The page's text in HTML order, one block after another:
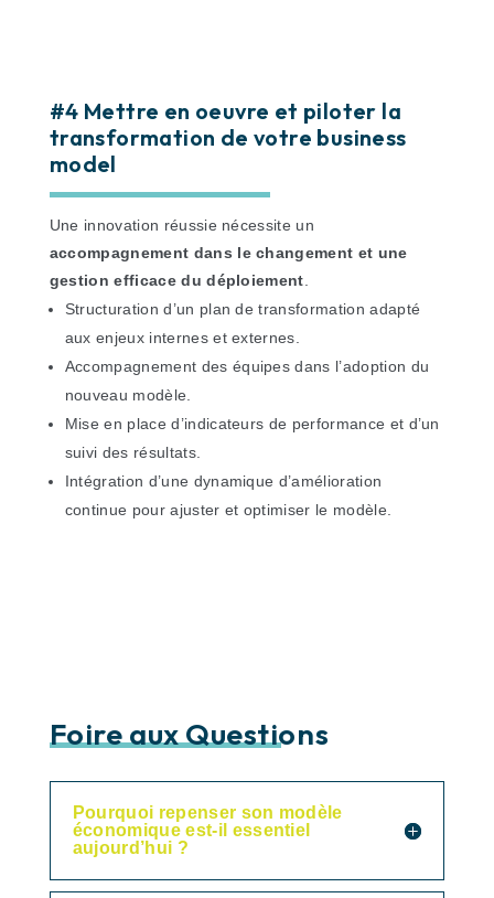
#4 Mettre en oeuvre et piloter la
transformation de votre business
model
Une innovation réussie nécessite un
accompagnement dans le changement et une
gestion efficace du déploiement
Structuration d’un plan de transformation adapté
aux enjeux internes et externes.
Accompagnement des équipes dans l’adoption du
nouveau modèle.
Mise en place d’indicateurs de performance et d’un
suivi des résultats.
Intégration d’une dynamique d’amélioration
continue pour ajuster et optimiser le modèle.
Foire aux Questions
Pourquoi repenser son modèle
économique est-il essentiel
aujourd’hui ?